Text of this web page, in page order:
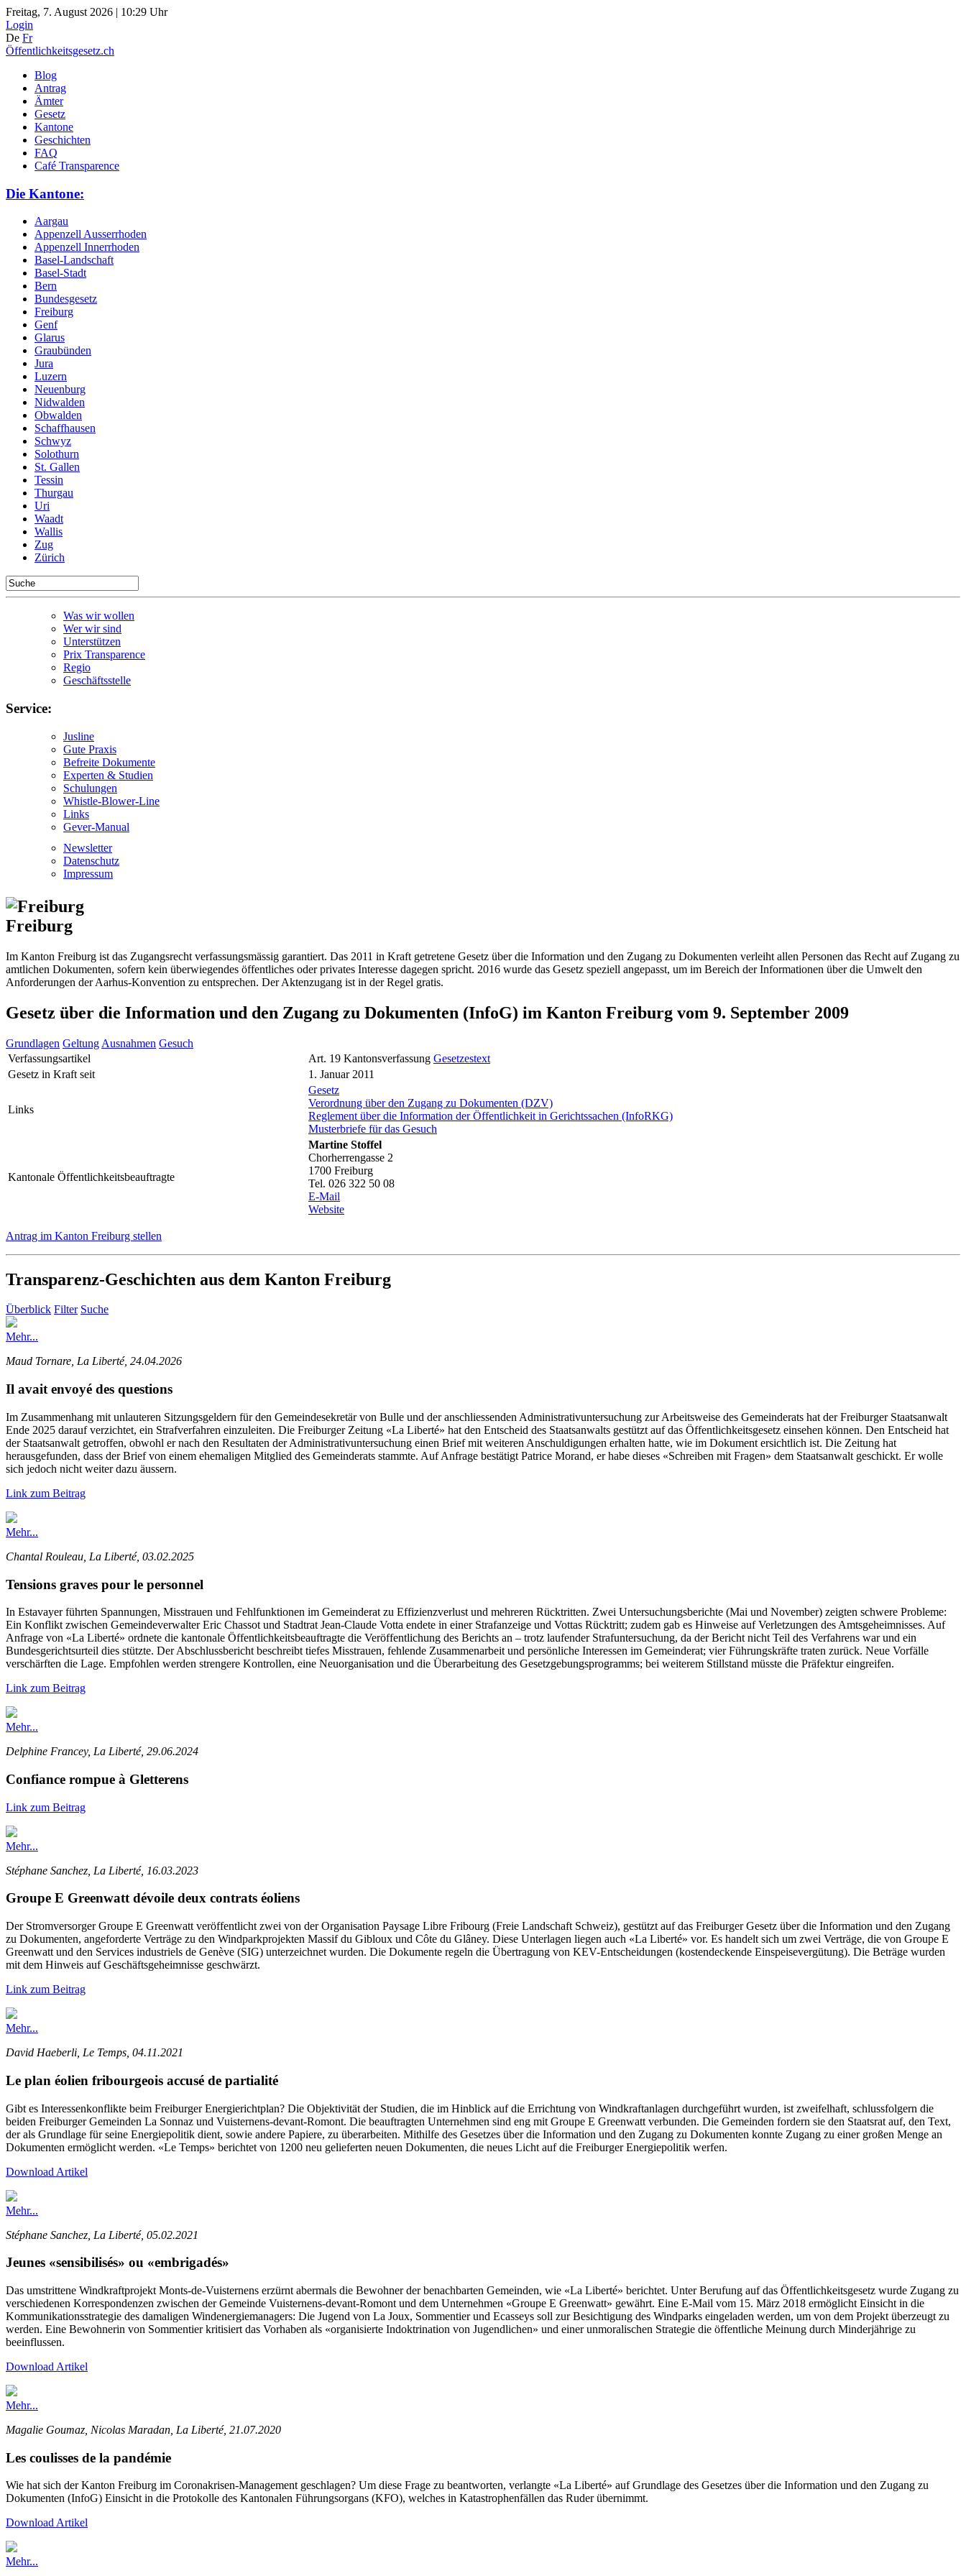
Freitag, 7. August 2026 | 10:29 Uhr
Login
De Fr
Öffentlichkeitsgesetz.ch
Blog
Antrag
Ämter
Gesetz
Kantone
Geschichten
FAQ
Café Transparence
Die Kantone:
Aargau
Appenzell Ausserrhoden
Appenzell Innerrhoden
Basel-Landschaft
Basel-Stadt
Bern
Bundesgesetz
Freiburg
Genf
Glarus
Graubünden
Jura
Luzern
Neuenburg
Nidwalden
Obwalden
Schaffhausen
Schwyz
Solothurn
St. Gallen
Tessin
Thurgau
Uri
Waadt
Wallis
Zug
Zürich
Was wir wollen
Wer wir sind
Unterstützen
Prix Transparence
Regio
Geschäftsstelle
Service:
Jusline
Gute Praxis
Befreite Dokumente
Experten & Studien
Schulungen
Whistle-Blower-Line
Links
Gever-Manual
Newsletter
Datenschutz
Impressum
Freiburg
Im Kanton Freiburg ist das Zugangsrecht verfassungsmässig garantiert. Das 2011 in Kraft getretene Gesetz über die Information und den Zugang zu Dokumenten verleiht allen Personen das Recht auf Zugang zu
amtlichen Dokumenten, sofern kein überwiegendes öffentliches oder privates Interesse dagegen spricht. 2016 wurde das Gesetz speziell angepasst, um im Bereich der Informationen über die Umwelt den
Anforderungen der Aarhus-Konvention zu entsprechen. Der Aktenzugang ist in der Regel gratis.
Gesetz über die Information und den Zugang zu Dokumenten (InfoG) im Kanton Freiburg vom 9. September 2009
Grundlagen Geltung Ausnahmen Gesuch
Verfassungsartikel
Art. 19 Kantonsverfassung Gesetzestext
Gesetz in Kraft seit
1. Januar 2011
Links
Gesetz
Verordnung über den Zugang zu Dokumenten (DZV)
Reglement über die Information der Öffentlichkeit in Gerichtssachen (InfoRKG)
Musterbriefe für das Gesuch
Kantonale Öffentlichkeitsbeauftragte
Martine Stoffel
Chorherrengasse 2
1700 Freiburg
Tel. 026 322 50 08
E-Mail
Website
Antrag im Kanton Freiburg stellen
Transparenz-Geschichten aus dem Kanton Freiburg
Überblick Filter Suche
Mehr...
Maud Tornare, La Liberté, 24.04.2026
Il avait envoyé des questions
Im Zusammenhang mit unlauteren Sitzungsgeldern für den Gemeindesekretär von Bulle und der anschliessenden Administrativuntersuchung zur Arbeitsweise des Gemeinderats hat der Freiburger Staatsanwalt
Ende 2025 darauf verzichtet, ein Strafverfahren einzuleiten. Die Freiburger Zeitung «La Liberté» hat den Entscheid des Staatsanwalts gestützt auf das Öffentlichkeitsgesetz einsehen können. Den Entscheid hat
der Staatsanwalt getroffen, obwohl er nach den Resultaten der Administrativuntersuchung einen Brief mit weiteren Anschuldigungen erhalten hatte, wie im Dokument ersichtlich ist. Die Zeitung hat
herausgefunden, dass der Brief von einem ehemaligen Mitglied des Gemeinderats stammte. Auf Anfrage bestätigt Patrice Morand, er habe dieses «Schreiben mit Fragen» dem Staatsanwalt geschickt. Er wolle
sich jedoch nicht weiter dazu äussern.
Link zum Beitrag
Mehr...
Chantal Rouleau, La Liberté, 03.02.2025
Tensions graves pour le personnel
In Estavayer führten Spannungen, Misstrauen und Fehlfunktionen im Gemeinderat zu Effizienzverlust und mehreren Rücktritten. Zwei Untersuchungsberichte (Mai und November) zeigten schwere Probleme:
Ein Konflikt zwischen Gemeindeverwalter Eric Chassot und Stadtrat Jean-Claude Votta endete in einer Strafanzeige und Vottas Rücktritt; zudem gab es Hinweise auf Verletzungen des Amtsgeheimnisses. Auf
Anfrage von «La Liberté» ordnete die kantonale Öffentlichkeitsbeauftragte die Veröffentlichung des Berichts an – trotz laufender Strafuntersuchung, da der Bericht nicht Teil des Verfahrens war und ein
Bundesgerichtsurteil dies stützte. Der Abschlussbericht beschreibt tiefes Misstrauen, fehlende Zusammenarbeit und persönliche Interessen im Gemeinderat; vier Führungskräfte traten zurück. Neue Vorfälle
verschärften die Lage. Empfohlen werden strengere Kontrollen, eine Neuorganisation und die Überarbeitung des Gesetzgebungsprogramms; bei weiterem Stillstand müsste die Präfektur eingreifen.
Link zum Beitrag
Mehr...
Delphine Francey, La Liberté, 29.06.2024
Confiance rompue à Gletterens
Link zum Beitrag
Mehr...
Stéphane Sanchez, La Liberté, 16.03.2023
Groupe E Greenwatt dévoile deux contrats éoliens
Der Stromversorger Groupe E Greenwatt veröffentlicht zwei von der Organisation Paysage Libre Fribourg (Freie Landschaft Schweiz), gestützt auf das Freiburger Gesetz über die Information und den Zugang
zu Dokumenten, angeforderte Verträge zu den Windparkprojekten Massif du Gibloux und Côte du Glâney. Diese Unterlagen liegen auch «La Liberté» vor. Es handelt sich um zwei Verträge, die von Groupe E
Greenwatt und den Services industriels de Genève (SIG) unterzeichnet wurden. Die Dokumente regeln die Übertragung von KEV-Entscheidungen (kostendeckende Einspeisevergütung). Die Beträge wurden
mit dem Hinweis auf Geschäftsgeheimnisse geschwärzt.
Link zum Beitrag
Mehr...
David Haeberli, Le Temps, 04.11.2021
Le plan éolien fribourgeois accusé de partialité
Gibt es Interessenkonflikte beim Freiburger Energierichtplan? Die Objektivität der Studien, die im Hinblick auf die Errichtung von Windkraftanlagen durchgeführt wurden, ist zweifelhaft, schlussfolgern die
beiden Freiburger Gemeinden La Sonnaz und Vuisternens-devant-Romont. Die beauftragten Unternehmen sind eng mit Groupe E Greenwatt verbunden. Die Gemeinden fordern sie den Staatsrat auf, den Text,
der als Grundlage für seine Energiepolitik dient, sowie andere Papiere, zu überarbeiten. Mithilfe des Gesetzes über die Information und den Zugang zu Dokumenten konnte Zugang zu einer großen Menge an
Dokumenten ermöglicht werden. «Le Temps» berichtet von 1200 neu gelieferten neuen Dokumenten, die neues Licht auf die Freiburger Energiepolitik werfen.
Download Artikel
Mehr...
Stéphane Sanchez, La Liberté, 05.02.2021
Jeunes «sensibilisés» ou «embrigadés»
Das umstrittene Windkraftprojekt Monts-de-Vuisternens erzürnt abermals die Bewohner der benachbarten Gemeinden, wie «La Liberté» berichtet. Unter Berufung auf das Öffentlichkeitsgesetz wurde Zugang zu
verschiedenen Korrespondenzen zwischen der Gemeinde Vuisternens-devant-Romont und dem Unternehmen «Groupe E Greenwatt» gewährt. Eine E-Mail vom 15. März 2018 ermöglicht Einsicht in die
Kommunikationsstrategie des damaligen Windenergiemanagers: Die Jugend von La Joux, Sommentier und Ecasseys soll zur Besichtigung des Windparks eingeladen werden, um von dem Projekt überzeugt zu
werden. Eine Bewohnerin von Sommentier kritisiert das Vorhaben als «organisierte Indoktrination von Jugendlichen» und einer unmoralischen Strategie die öffentliche Meinung durch Minderjährige zu
beeinflussen.
Download Artikel
Mehr...
Magalie Goumaz, Nicolas Maradan, La Liberté, 21.07.2020
Les coulisses de la pandémie
Wie hat sich der Kanton Freiburg im Coronakrisen-Management geschlagen? Um diese Frage zu beantworten, verlangte «La Liberté» auf Grundlage des Gesetzes über die Information und den Zugang zu
Dokumenten (InfoG) Einsicht in die Protokolle des Kantonalen Führungsorgans (KFO), welches in Katastrophenfällen das Ruder übernimmt.
Download Artikel
Mehr...